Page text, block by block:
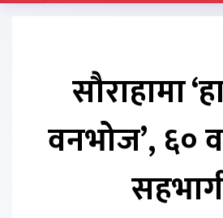
सौराहामा
वनभोज’, ६०